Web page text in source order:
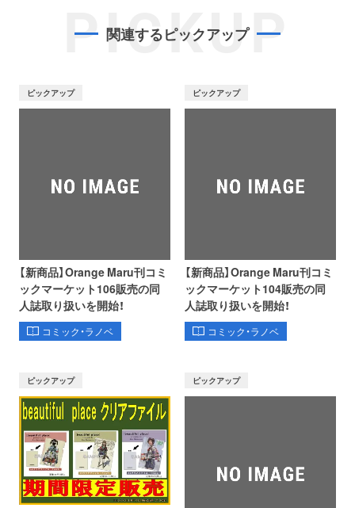
PICKUP
関連するピックアップ
ピックアップ
【新商品】Orange Maru刊コミ
ックマーケット106販売の同
人誌取り扱いを開始！
コミック・ラノベ
ピックアップ
【新商品】Orange Maru刊コミ
ックマーケット104販売の同
人誌取り扱いを開始！
コミック・ラノベ
ピックアップ ピックアップ